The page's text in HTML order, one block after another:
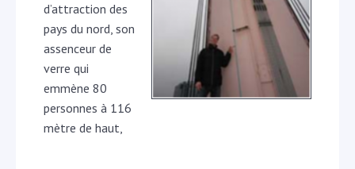
d’attraction des
pays du nord, son
assenceur de
verre qui
emmène 80
personnes à 116
mètre de haut,